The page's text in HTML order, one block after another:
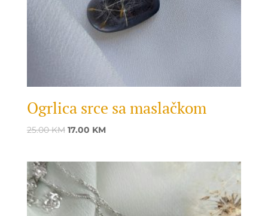
Ogrlica srce sa maslačkom
25.00KM Original
25.00 KM.
17.00 KMCurrent